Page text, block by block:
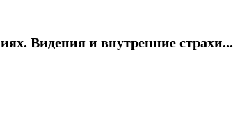
Видения и внутренние страхи...